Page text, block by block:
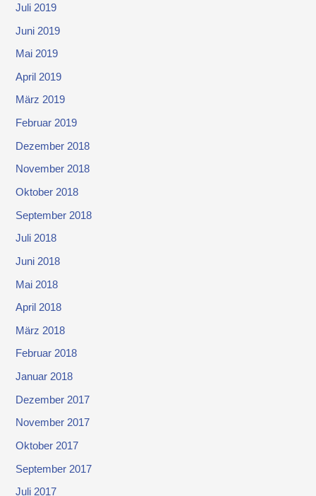
Juli 2019
Juni 2019
Mai 2019
April 2019
März 2019
Februar 2019
Dezember 2018
November 2018
Oktober 2018
September 2018
Juli 2018
Juni 2018
Mai 2018
April 2018
März 2018
Februar 2018
Januar 2018
Dezember 2017
November 2017
Oktober 2017
September 2017
Juli 2017